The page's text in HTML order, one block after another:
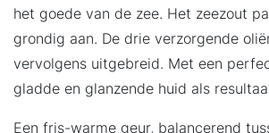
het goede van de zee. Het zeezout
grondig aan. De drie verzorgende
vervolgens uitgebreid. Met een
gladde en glanzende huid als
Een fris-warme geur, balancerend